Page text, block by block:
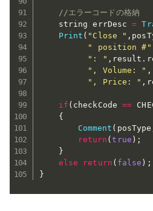
//エラーコードの格納
	string errDesc
=
Print ( "Close " ,
" position #"
": " , result .
", Volume: " ,
", Price: " ,
if ( checkCode ==
{
Comment ( posType
return (true ) ;
}
else
return ( false ) ;
}